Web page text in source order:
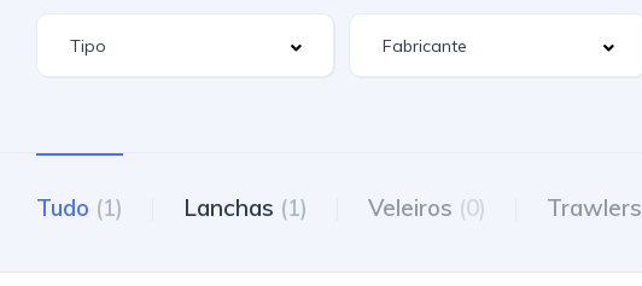
Tudo (1) Lanchas (1) Veleiros (0) Trawlers